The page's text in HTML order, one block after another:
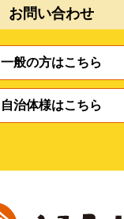
お問い合わせ
一般の方はこちら
自治体様はこちら